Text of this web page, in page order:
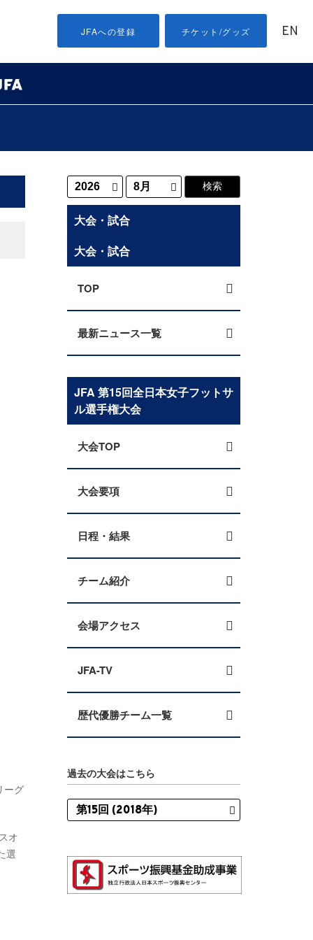
JFAへの登録 チケット/グッズ EN
ーグ
オ
選
大会・試合
大会・試合
TOP
最新ニュース一覧
JFA 第15回全日本女子フットサ
ル選手権大会
大会TOP
大会要項
日程・結果
チーム紹介
会場アクセス
JFA-TV
歴代優勝チーム一覧
過去の大会はこちら